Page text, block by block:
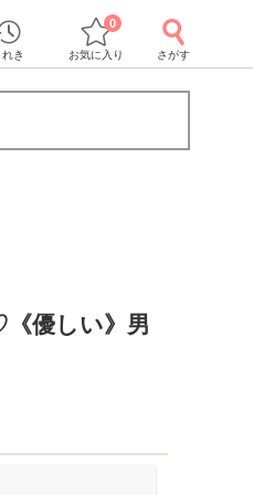
れき お気に入り
0
さがす
優しい》男